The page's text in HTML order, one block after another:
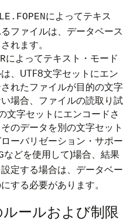
によってテキス
ファイルは、データベース
れます。
によってテキスト・モード
、UTF8文字セットにエン
れたファイルが目的の文字
場合、ファイルの読取り試
文字セットにエンコードさ
のデータを別の文字セット
ーバリゼーション・サポー
などを使用して)場合、結果
設定する場合は、データベー
する必要があります。
ルールおよび制限